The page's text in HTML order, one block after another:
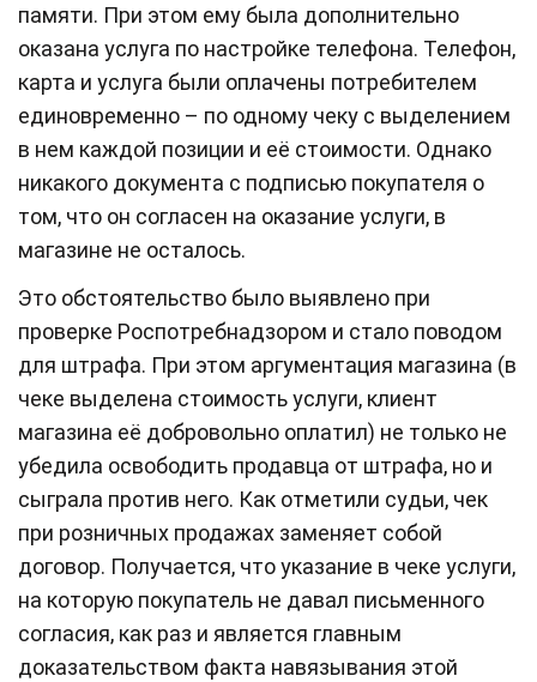
памяти. При этом ему была дополнительно
оказана услуга по настройке телефона. Телефон,
карта и услуга были оплачены потребителем
единовременно – по одному чеку с выделением
в нем каждой позиции и её стоимости. Однако
никакого документа с подписью покупателя о
том, что он согласен на оказание услуги, в
магазине не осталось.
Это обстоятельство было выявлено при
проверке Роспотребнадзором и стало поводом
для штрафа. При этом аргументация магазина (в
чеке выделена стоимость услуги, клиент
магазина её добровольно оплатил) не только не
убедила освободить продавца от штрафа, но и
сыграла против него. Как отметили судьи, чек
при розничных продажах заменяет собой
договор. Получается, что указание в чеке услуги,
на которую покупатель не давал письменного
согласия, как раз и является главным
доказательством факта навязывания этой